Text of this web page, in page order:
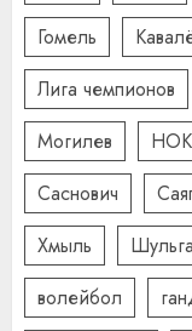
Гомель
Лига чемпионов
Могилев
НОК
Саснович
Хмыль
Шульга
волейбол